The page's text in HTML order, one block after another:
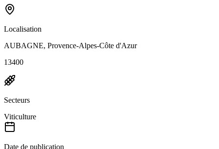
Localisation
AUBAGNE, Provence-Alpes-Côte d'Azur
13400
Secteurs
Viticulture
Date de publication